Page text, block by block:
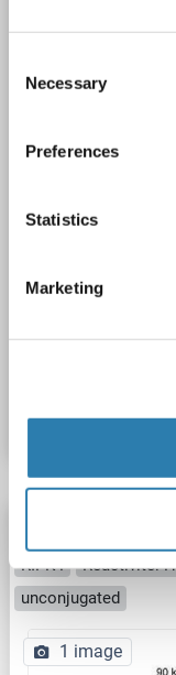
Selection
Necessary
Preferences
Statistics
Marketing
RIPK4
RIPK4 Reactivité:
unconjugated
1 image